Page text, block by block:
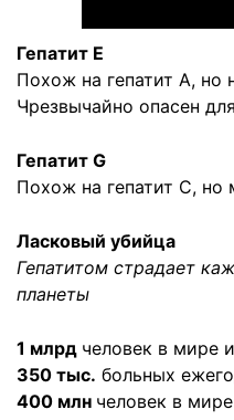
Гепатит E
Похож на гепатит A, но
Чрезвычайно опасен
Гепатит G
Похож на гепатит C, но
Ласковый убийца
Гепатитом страдает
планеты
1 млрд человек в мире
350 тыс. больных
400 млн человек в